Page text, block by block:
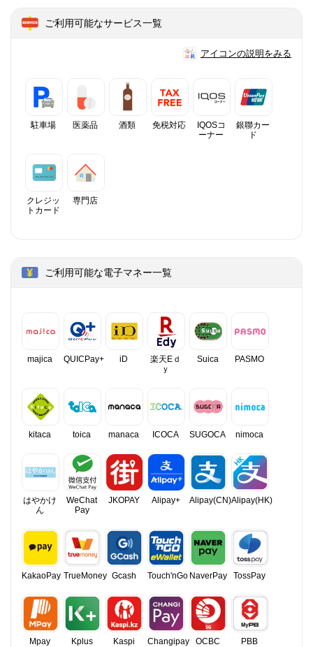
ご利用可能なサービス一覧
アイコンの説明をみる
駐車場 医薬品 酒類 免税対応
IQOSコ
ーナー
銀聯カー
ド
クレジッ
トカード
専門店
ご利用可能な電子マネー一覧
majica QUICPay+ iD
楽天Eｄ
ｙ
Suica PASMO
kitaca toica manaca ICOCA SUGOCA nimoca
はやかけ
ん
WeChat
Pay
JKOPAY Alipay+ Alipay(CN)Alipay(HK)
KakaoPay TrueMoney Gcash Touch'nGo NaverPay TossPay
Mpay Kplus Kaspi Changipay OCBC PBB